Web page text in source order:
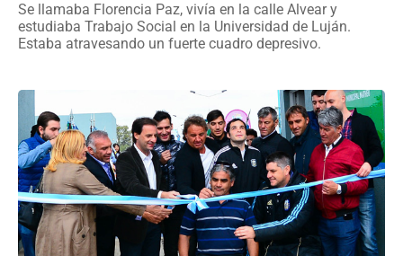
Se llamaba Florencia Paz, vivía en la calle Alvear y
estudiaba Trabajo Social en la Universidad de Luján.
Estaba atravesando un fuerte cuadro depresivo.